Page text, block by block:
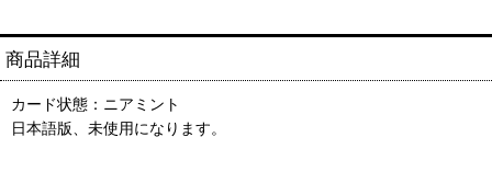
商品詳細
カード状態：ニアミント
日本語版、未使用になります。